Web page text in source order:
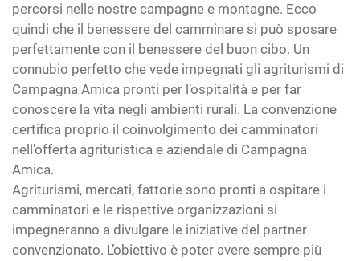
percorsi nelle nostre campagne e montagne. Ecco
quindi che il benessere del camminare si può sposare
perfettamente con il benessere del buon cibo. Un
connubio perfetto che vede impegnati gli agriturismi di
Campagna Amica pronti per l’ospitalità e per far
conoscere la vita negli ambienti rurali. La convenzione
certifica proprio il coinvolgimento dei camminatori
nell’offerta agrituristica e aziendale di Campagna
Amica.
Agriturismi, mercati, fattorie sono pronti a ospitare i
camminatori e le rispettive organizzazioni si
impegneranno a divulgare le iniziative del partner
convenzionato. L’obiettivo è poter avere sempre più